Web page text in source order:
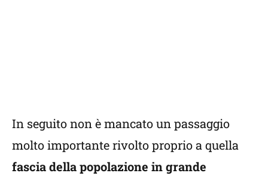
In seguito non è mancato un passaggio
molto importante rivolto proprio a quella
fascia della popolazione in grande